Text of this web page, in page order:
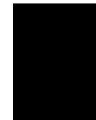
Reproductor